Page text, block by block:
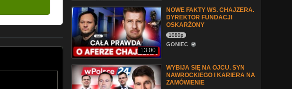
13:00
NOWE FAKTY WS. CHAJZERA.
DYREKTOR FUNDACJI
OSKARŻONY
1080p
GONIEC
WYBIJA SIĘ NA OJCU. SYN
NAWROCKIEGO I KARIERA NA
ZAMÓWIENIE